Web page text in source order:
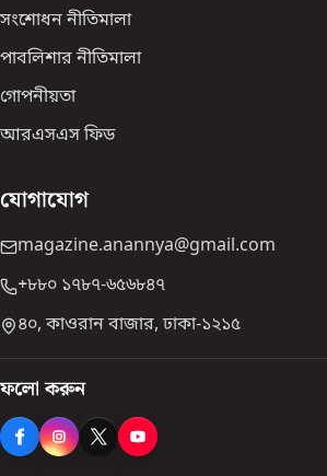
সংশোধন নীতিমালা
পাবলিশার নীতিমালা
গোপনীয়তা
আরএসএস ফিড
যোগাযোগ
magazine.anannya@gmail.com
+৮৮০ ১৭৮৭-৬৫৬৮৪৭
৪০, কাওরান বাজার, ঢাকা-১২১৫
ফলো করুন